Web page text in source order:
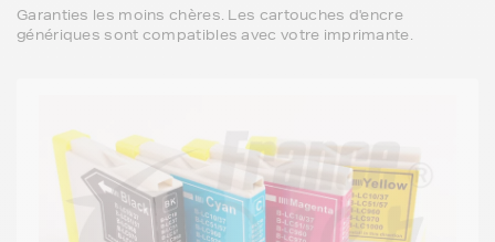
Garanties les moins chères. Les cartouches d'encre
génériques sont compatibles avec votre imprimante.